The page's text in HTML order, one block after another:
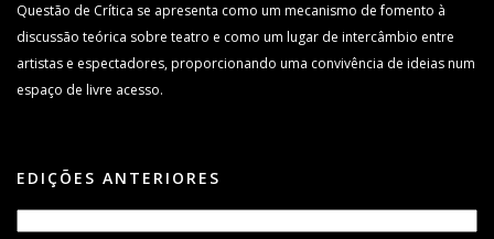
Questão de Crítica se apresenta como um mecanismo de fomento à
discussão teórica sobre teatro e como um lugar de intercâmbio entre
artistas e espectadores, proporcionando uma convivência de ideias num
espaço de livre acesso.
EDIÇÕES ANTERIORES